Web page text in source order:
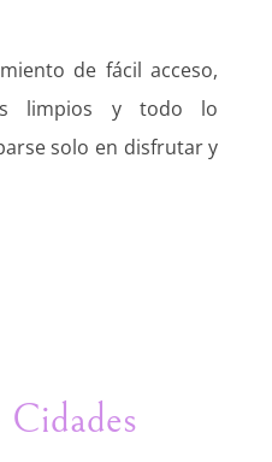
de fácil acceso,
limpios y todo lo
solo en disfrutar y
Cidades